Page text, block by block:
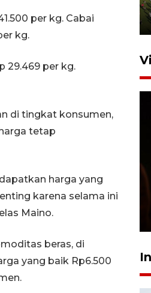
per kg. Cabai
kg.
29.469 per kg.
di tingkat konsumen,
tetap
harga yang
karena selama ini
Maino.
beras, di
yang baik Rp6.500
15:58
jaga
gizi paket MBG
18:20